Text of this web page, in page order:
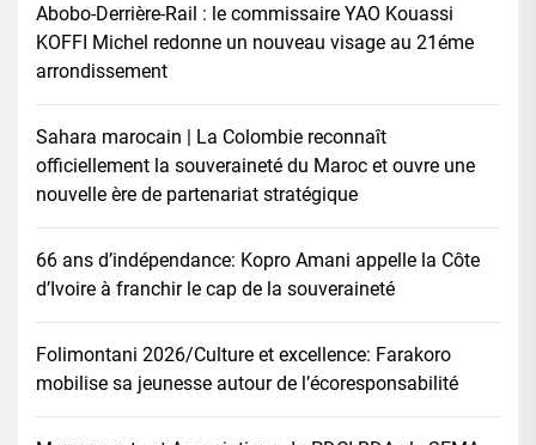
Abobo-Derrière-Rail : le commissaire YAO Kouassi
KOFFI Michel redonne un nouveau visage au 21éme
arrondissement
Sahara marocain | La Colombie reconnaît
officiellement la souveraineté du Maroc et ouvre une
nouvelle ère de partenariat stratégique
66 ans d’indépendance: Kopro Amani appelle la Côte
d’Ivoire à franchir le cap de la souveraineté
Folimontani 2026/Culture et excellence: Farakoro
mobilise sa jeunesse autour de l’écoresponsabilité